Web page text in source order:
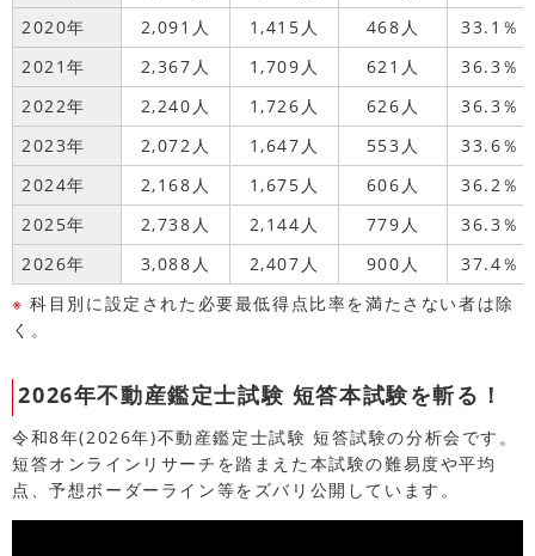
2020年
2,091人 1,415人 468人
33.1％
2021年
2,367人 1,709人 621人
36.3％
2022年
2,240人 1,726人 626人
36.3％
2023年
2,072人 1,647人 553人
33.6％
2024年
2,168人 1,675人 606人
36.2％
2025年
2,738人 2,144人 779人
36.3％
2026年
3,088人 2,407人 900人
37.4％
※ 科目別に設定された必要最低得点比率を満たさない者は除
く。
2026年不動産鑑定士試験 短答本試験を斬る！
令和8年(2026年)不動産鑑定士試験 短答試験の分析会です。
短答オンラインリサーチを踏まえた本試験の難易度や平均
点、予想ボーダーライン等をズバリ公開しています。